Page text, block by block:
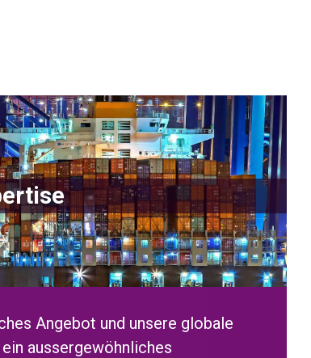
Angebot und unsere globale
aussergewöhnliches